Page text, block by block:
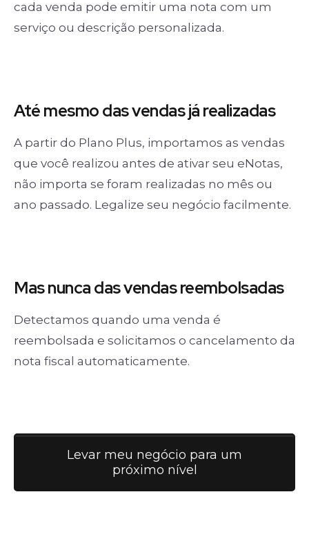
cada venda pode emitir uma nota com um
serviço ou descrição personalizada.
Até mesmo dasvendas já realizadas
A partir do Plano Plus, importamos as vendas
que você realizou antes de ativar seu eNotas,
não importa se foram realizadas no mês ou
ano passado. Legalize seu negócio facilmente.
Mas nuncadas vendasreembolsadas
Detectamos quando uma venda é
reembolsada e solicitamos o cancelamento da
nota fiscal automaticamente.
Levar meu negócio para um
próximo nível